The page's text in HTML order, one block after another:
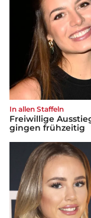
In allen Staffeln
Freiwillige
gingen frühzeitig